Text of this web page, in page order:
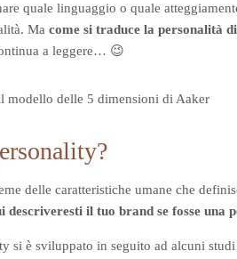
quale linguaggio o quale
Ma come si traduce la personalità
a leggere… 😉
delle caratteristiche umane che
descriveresti il tuo brand se fosse una
si è sviluppato in seguito ad alcuni